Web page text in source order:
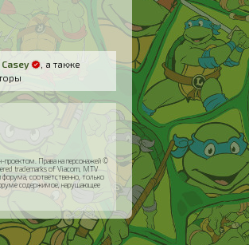
Casey
, а также
проектом. Права на персонажей ©
trademarks of Viacom, MTV
соответственно, только
содержимое, нарушающее